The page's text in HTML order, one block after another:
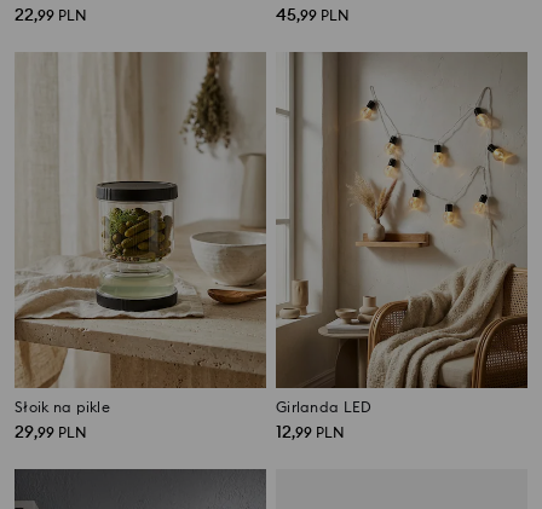
22,99 PLN 45,99 PLN
Słoik na pikle
29,99 PLN
Girlanda LED
12,99 PLN